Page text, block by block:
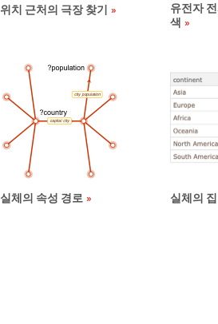
위치 근처의 극장 찾기
유전자
색
실체의 속성 경로 실체의